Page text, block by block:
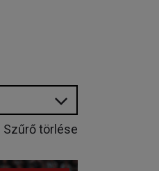
Szűrő törlése